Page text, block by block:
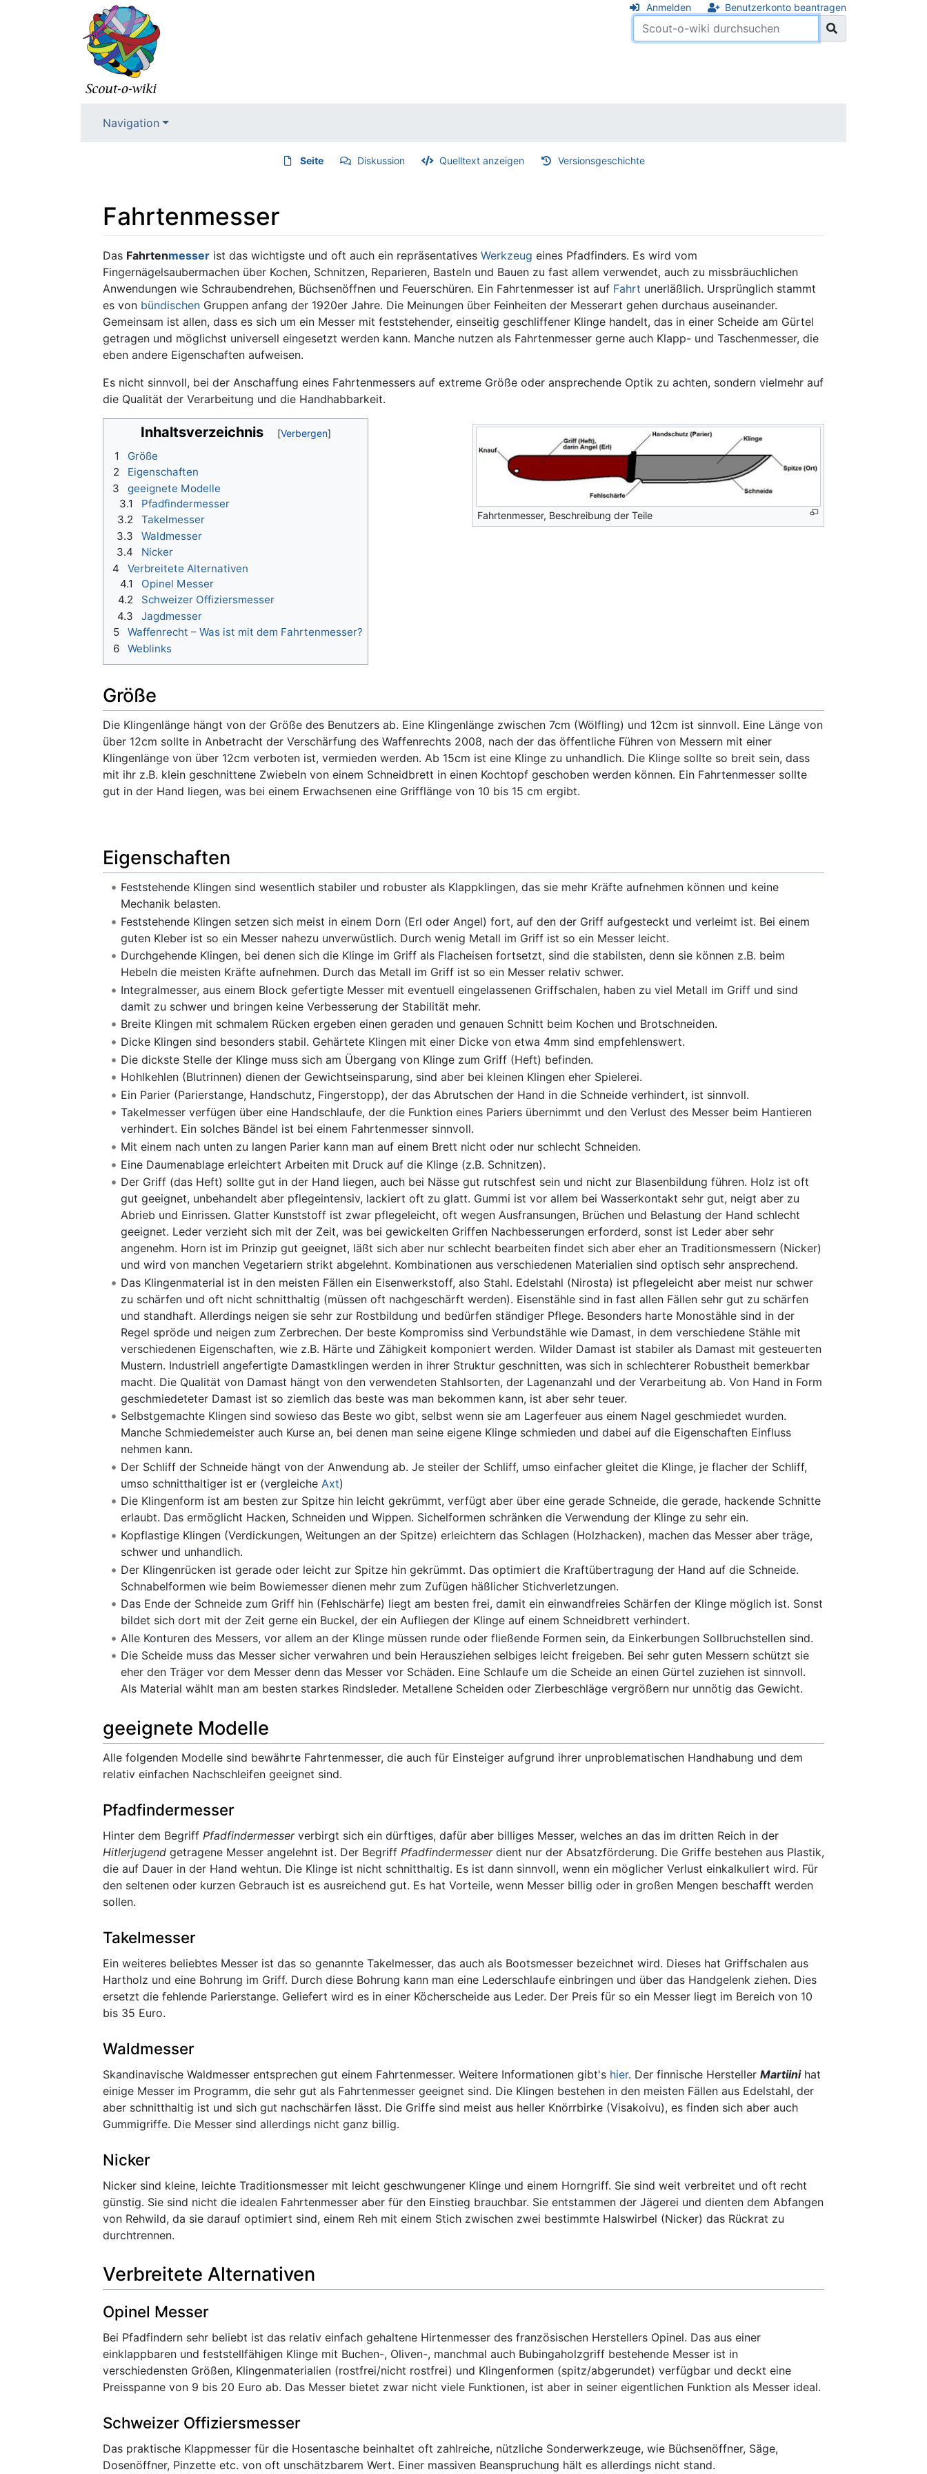
Anmelden Benutzerkonto beantragen
Navigation
Seite Diskussion Quelltext anzeigen Versionsgeschichte
Fahrtenmesser
Wechseln zu:Navigation ,Suche
Das Fahrtenmesser ist das wichtigste und oft auch ein repräsentatives Werkzeug eines Pfadfinders. Es wird vom
Fingernägelsaubermachen über Kochen, Schnitzen, Reparieren, Basteln und Bauen zu fast allem verwendet, auch zu missbräuchlichen
Anwendungen wie Schraubendrehen, Büchsenöffnen und Feuerschüren. Ein Fahrtenmesser ist auf Fahrt unerläßlich. Ursprünglich stammt
es von bündischen Gruppen anfang der 1920er Jahre. Die Meinungen über Feinheiten der Messerart gehen durchaus auseinander.
Gemeinsam ist allen, dass es sich um ein Messer mit feststehender, einseitig geschliffener Klinge handelt, das in einer Scheide am Gürtel
getragen und möglichst universell eingesetzt werden kann. Manche nutzen als Fahrtenmesser gerne auch Klapp- und Taschenmesser, die
eben andere Eigenschaften aufweisen.
Es nicht sinnvoll, bei der Anschaffung eines Fahrtenmessers auf extreme Größe oder ansprechende Optik zu achten, sondern vielmehr auf
die Qualität der Verarbeitung und die Handhabbarkeit.
Fahrtenmesser, Beschreibung der Teile
Inhaltsverzeichnis
1
Größe
2
Eigenschaften
3
geeignete Modelle
3.1
Pfadfindermesser
3.2
Takelmesser
3.3
Waldmesser
3.4
Nicker
4
Verbreitete Alternativen
4.1
Opinel Messer
4.2
Schweizer Offiziersmesser
4.3
Jagdmesser
5
Waffenrecht – Was ist mit dem Fahrtenmesser?
6
Weblinks
Größe
Die Klingenlänge hängt von der Größe des Benutzers ab. Eine Klingenlänge zwischen 7cm (Wölfling) und 12cm ist sinnvoll. Eine Länge von
über 12cm sollte in Anbetracht der Verschärfung des Waffenrechts 2008, nach der das öffentliche Führen von Messern mit einer
Klingenlänge von über 12cm verboten ist, vermieden werden. Ab 15cm ist eine Klinge zu unhandlich. Die Klinge sollte so breit sein, dass
mit ihr z.B. klein geschnittene Zwiebeln von einem Schneidbrett in einen Kochtopf geschoben werden können. Ein Fahrtenmesser sollte
gut in der Hand liegen, was bei einem Erwachsenen eine Grifflänge von 10 bis 15 cm ergibt.
Eigenschaften
Feststehende Klingen sind wesentlich stabiler und robuster als Klappklingen, das sie mehr Kräfte aufnehmen können und keine
Mechanik belasten.
Feststehende Klingen setzen sich meist in einem Dorn (Erl oder Angel) fort, auf den der Griff aufgesteckt und verleimt ist. Bei einem
guten Kleber ist so ein Messer nahezu unverwüstlich. Durch wenig Metall im Griff ist so ein Messer leicht.
Durchgehende Klingen, bei denen sich die Klinge im Griff als Flacheisen fortsetzt, sind die stabilsten, denn sie können z.B. beim
Hebeln die meisten Kräfte aufnehmen. Durch das Metall im Griff ist so ein Messer relativ schwer.
Integralmesser, aus einem Block gefertigte Messer mit eventuell eingelassenen Griffschalen, haben zu viel Metall im Griff und sind
damit zu schwer und bringen keine Verbesserung der Stabilität mehr.
Breite Klingen mit schmalem Rücken ergeben einen geraden und genauen Schnitt beim Kochen und Brotschneiden.
Dicke Klingen sind besonders stabil. Gehärtete Klingen mit einer Dicke von etwa 4mm sind empfehlenswert.
Die dickste Stelle der Klinge muss sich am Übergang von Klinge zum Griff (Heft) befinden.
Hohlkehlen (Blutrinnen) dienen der Gewichtseinsparung, sind aber bei kleinen Klingen eher Spielerei.
Ein Parier (Parierstange, Handschutz, Fingerstopp), der das Abrutschen der Hand in die Schneide verhindert, ist sinnvoll.
Takelmesser verfügen über eine Handschlaufe, der die Funktion eines Pariers übernimmt und den Verlust des Messer beim Hantieren
verhindert. Ein solches Bändel ist bei einem Fahrtenmesser sinnvoll.
Mit einem nach unten zu langen Parier kann man auf einem Brett nicht oder nur schlecht Schneiden.
Eine Daumenablage erleichtert Arbeiten mit Druck auf die Klinge (z.B. Schnitzen).
Der Griff (das Heft) sollte gut in der Hand liegen, auch bei Nässe gut rutschfest sein und nicht zur Blasenbildung führen. Holz ist oft
gut geeignet, unbehandelt aber pflegeintensiv, lackiert oft zu glatt. Gummi ist vor allem bei Wasserkontakt sehr gut, neigt aber zu
Abrieb und Einrissen. Glatter Kunststoff ist zwar pflegeleicht, oft wegen Ausfransungen, Brüchen und Belastung der Hand schlecht
geeignet. Leder verzieht sich mit der Zeit, was bei gewickelten Griffen Nachbesserungen erforderd, sonst ist Leder aber sehr
angenehm. Horn ist im Prinzip gut geeignet, läßt sich aber nur schlecht bearbeiten findet sich aber eher an Traditionsmessern (Nicker)
und wird von manchen Vegetariern strikt abgelehnt. Kombinationen aus verschiedenen Materialien sind optisch sehr ansprechend.
Das Klingenmaterial ist in den meisten Fällen ein Eisenwerkstoff, also Stahl. Edelstahl (Nirosta) ist pflegeleicht aber meist nur schwer
zu schärfen und oft nicht schnitthaltig (müssen oft nachgeschärft werden). Eisenstähle sind in fast allen Fällen sehr gut zu schärfen
und standhaft. Allerdings neigen sie sehr zur Rostbildung und bedürfen ständiger Pflege. Besonders harte Monostähle sind in der
Regel spröde und neigen zum Zerbrechen. Der beste Kompromiss sind Verbundstähle wie Damast, in dem verschiedene Stähle mit
verschiedenen Eigenschaften, wie z.B. Härte und Zähigkeit komponiert werden. Wilder Damast ist stabiler als Damast mit gesteuerten
Mustern. Industriell angefertigte Damastklingen werden in ihrer Struktur geschnitten, was sich in schlechterer Robustheit bemerkbar
macht. Die Qualität von Damast hängt von den verwendeten Stahlsorten, der Lagenanzahl und der Verarbeitung ab. Von Hand in Form
geschmiedeteter Damast ist so ziemlich das beste was man bekommen kann, ist aber sehr teuer.
Selbstgemachte Klingen sind sowieso das Beste wo gibt, selbst wenn sie am Lagerfeuer aus einem Nagel geschmiedet wurden.
Manche Schmiedemeister auch Kurse an, bei denen man seine eigene Klinge schmieden und dabei auf die Eigenschaften Einfluss
nehmen kann.
Der Schliff der Schneide hängt von der Anwendung ab. Je steiler der Schliff, umso einfacher gleitet die Klinge, je flacher der Schliff,
umso schnitthaltiger ist er (vergleiche Axt)
Die Klingenform ist am besten zur Spitze hin leicht gekrümmt, verfügt aber über eine gerade Schneide, die gerade, hackende Schnitte
erlaubt. Das ermöglicht Hacken, Schneiden und Wippen. Sichelformen schränken die Verwendung der Klinge zu sehr ein.
Kopflastige Klingen (Verdickungen, Weitungen an der Spitze) erleichtern das Schlagen (Holzhacken), machen das Messer aber träge,
schwer und unhandlich.
Der Klingenrücken ist gerade oder leicht zur Spitze hin gekrümmt. Das optimiert die Kraftübertragung der Hand auf die Schneide.
Schnabelformen wie beim Bowiemesser dienen mehr zum Zufügen häßlicher Stichverletzungen.
Das Ende der Schneide zum Griff hin (Fehlschärfe) liegt am besten frei, damit ein einwandfreies Schärfen der Klinge möglich ist. Sonst
bildet sich dort mit der Zeit gerne ein Buckel, der ein Aufliegen der Klinge auf einem Schneidbrett verhindert.
Alle Konturen des Messers, vor allem an der Klinge müssen runde oder fließende Formen sein, da Einkerbungen Sollbruchstellen sind.
Die Scheide muss das Messer sicher verwahren und bein Herausziehen selbiges leicht freigeben. Bei sehr guten Messern schützt sie
eher den Träger vor dem Messer denn das Messer vor Schäden. Eine Schlaufe um die Scheide an einen Gürtel zuziehen ist sinnvoll.
Als Material wählt man am besten starkes Rindsleder. Metallene Scheiden oder Zierbeschläge vergrößern nur unnötig das Gewicht.
geeignete Modelle
Alle folgenden Modelle sind bewährte Fahrtenmesser, die auch für Einsteiger aufgrund ihrer unproblematischen Handhabung und dem
relativ einfachen Nachschleifen geeignet sind.
Pfadfindermesser
Hinter dem Begriff Pfadfindermesserverbirgt sich ein dürftiges, dafür aber billiges Messer, welches an das im dritten Reich in der
Hitlerjugend getragene Messer angelehnt ist. Der Begriff Pfadfindermesserdient nur der Absatzförderung. Die Griffe bestehen aus Plastik,
die auf Dauer in der Hand wehtun. Die Klinge ist nicht schnitthaltig. Es ist dann sinnvoll, wenn ein möglicher Verlust einkalkuliert wird. Für
den seltenen oder kurzen Gebrauch ist es ausreichend gut. Es hat Vorteile, wenn Messer billig oder in großen Mengen beschafft werden
sollen.
Takelmesser
Ein weiteres beliebtes Messer ist das so genannte Takelmesser, das auch als Bootsmesser bezeichnet wird. Dieses hat Griffschalen aus
Hartholz und eine Bohrung im Griff. Durch diese Bohrung kann man eine Lederschlaufe einbringen und über das Handgelenk ziehen. Dies
ersetzt die fehlende Parierstange. Geliefert wird es in einer Köcherscheide aus Leder. Der Preis für so ein Messer liegt im Bereich von 10
bis 35 Euro.
Waldmesser
Skandinavische Waldmesser entsprechen gut einem Fahrtenmesser. Weitere Informationen gibt's hier. Der finnische Hersteller Martiinihat
einige Messer im Programm, die sehr gut als Fahrtenmesser geeignet sind. Die Klingen bestehen in den meisten Fällen aus Edelstahl, der
aber schnitthaltig ist und sich gut nachschärfen lässt. Die Griffe sind meist aus heller Knörrbirke (Visakoivu), es finden sich aber auch
Gummigriffe. Die Messer sind allerdings nicht ganz billig.
Nicker
Nicker sind kleine, leichte Traditionsmesser mit leicht geschwungener Klinge und einem Horngriff. Sie sind weit verbreitet und oft recht
günstig. Sie sind nicht die idealen Fahrtenmesser aber für den Einstieg brauchbar. Sie entstammen der Jägerei und dienten dem Abfangen
von Rehwild, da sie darauf optimiert sind, einem Reh mit einem Stich zwischen zwei bestimmte Halswirbel (Nicker) das Rückrat zu
durchtrennen.
Verbreitete Alternativen
Opinel Messer
Bei Pfadfindern sehr beliebt ist das relativ einfach gehaltene Hirtenmesser des französischen Herstellers Opinel. Das aus einer
einklappbaren und feststellfähigen Klinge mit Buchen-, Oliven-, manchmal auch Bubingaholzgriff bestehende Messer ist in
verschiedensten Größen, Klingenmaterialien (rostfrei/nicht rostfrei) und Klingenformen (spitz/abgerundet) verfügbar und deckt eine
Preisspanne von 9 bis 20 Euro ab. Das Messer bietet zwar nicht viele Funktionen, ist aber in seiner eigentlichen Funktion als Messer ideal.
Schweizer Offiziersmesser
Das praktische Klappmesser für die Hosentasche beinhaltet oft zahlreiche, nützliche Sonderwerkzeuge, wie Büchsenöffner, Säge,
Dosenöffner, Pinzette etc. von oft unschätzbarem Wert. Einer massiven Beanspruchung hält es allerdings nicht stand.